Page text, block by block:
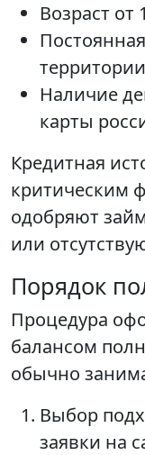
Возраст от
Наличие
карты
Кредитная
критическим
одобряют
или
Порядок
Процедура
балансом
обычно
Выбор
заявки на